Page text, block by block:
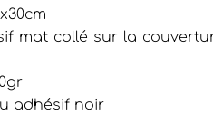
mat collé sur la
adhésif noir